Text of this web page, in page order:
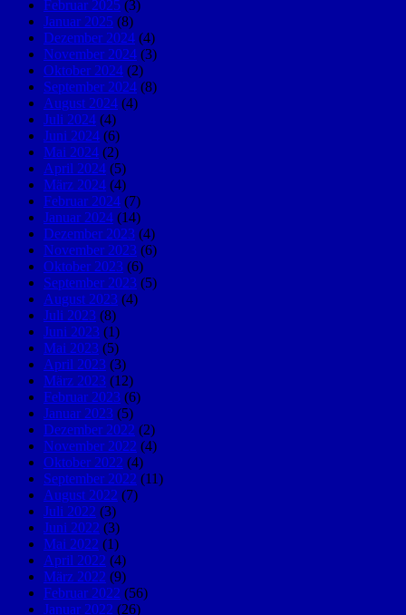
Februar 2025 (3)
Januar 2025 (8)
Dezember 2024 (4)
November 2024 (3)
Oktober 2024 (2)
September 2024 (8)
August 2024 (4)
Juli 2024 (4)
Juni 2024 (6)
Mai 2024 (2)
April 2024 (5)
März 2024 (4)
Februar 2024 (7)
Januar 2024 (14)
Dezember 2023 (4)
November 2023 (6)
Oktober 2023 (6)
September 2023 (5)
August 2023 (4)
Juli 2023 (8)
Juni 2023 (1)
Mai 2023 (5)
April 2023 (3)
März 2023 (12)
Februar 2023 (6)
Januar 2023 (5)
Dezember 2022 (2)
November 2022 (4)
Oktober 2022 (4)
September 2022 (11)
August 2022 (7)
Juli 2022 (3)
Juni 2022 (3)
Mai 2022 (1)
April 2022 (4)
März 2022 (9)
Februar 2022 (56)
Januar 2022 (26)